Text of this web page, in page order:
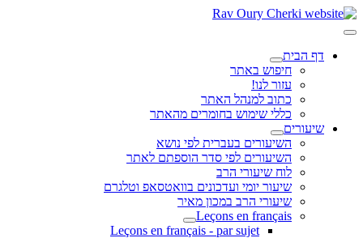
דף הבית
חיפוש באתר
עזור לנו!
כתוב למנהל האתר
כללי שימוש בחומרים מהאתר
שיעורים
השיעורים בעברית לפי נושא
השיעורים לפי סדר הוספתם לאתר
לוח שיעורי הרב
שיעור יומי ועדכונים בוואטסאפ וטלגרם
שיעורי הרב במכון מאיר
Leçons en français
Leçons en français - par sujet